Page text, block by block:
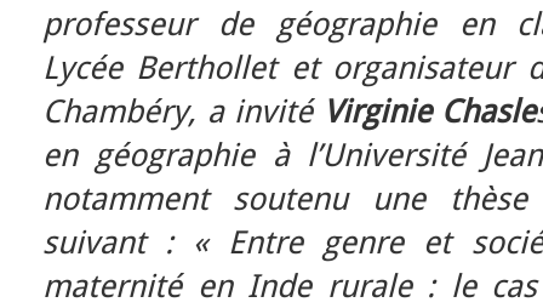
professeur de géographie en
Lycée Berthollet et organisateur
Chambéry, a invitéVirginie Chasle
en géographie à l’Université
notamment soutenu une
suivant : « Entre genre et
maternité en Inde rurale : le